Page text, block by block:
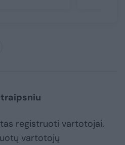
registruoti vartotojai.
vartotojų